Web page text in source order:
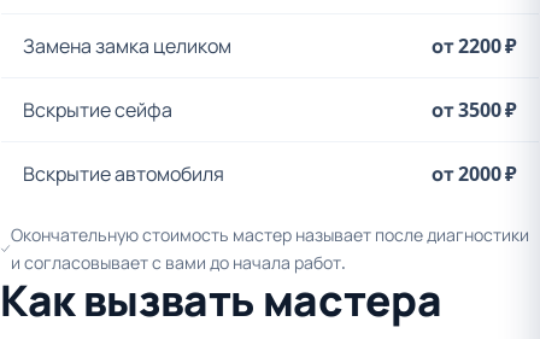
Замена замка целиком от 2200 ₽
Вскрытие сейфа от 3500 ₽
Вскрытие автомобиля от 2000 ₽
Окончательную стоимость мастер называет после диагностики
и согласовывает с вами до начала работ.
Как вызвать мастера